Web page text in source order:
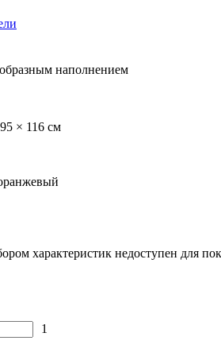
наполнением
× 116 см
характеристик недоступен для
1